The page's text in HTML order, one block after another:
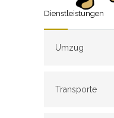
Dienstleistungen
Umzug
Transporte